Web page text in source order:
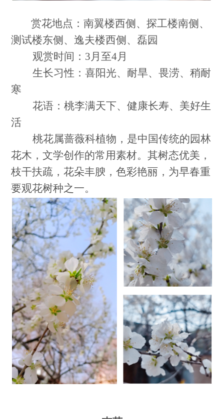
赏花地点：南翼楼西侧、探工楼南侧、
测试楼东侧、逸夫楼西侧、磊园
观赏时间：3月至4月
生长习性：喜阳光、耐旱、畏涝、稍耐
寒
花语：桃李满天下、健康长寿、美好生
活
桃花属蔷薇科植物，是中国传统的园林
花木，文学创作的常用素材。其树态优美，
枝干扶疏，花朵丰腴，色彩艳丽，为早春重
要观花树种之一。